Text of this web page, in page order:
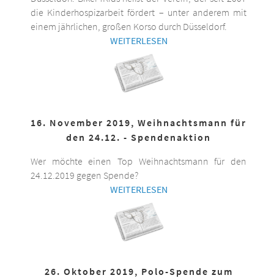
die Kinderhospizarbeit fördert – unter anderem mit
einem jährlichen, großen Korso durch Düsseldorf.
WEITERLESEN
16. November 2019, Weihnachtsmann für
den 24.12. - Spendenaktion
Wer möchte einen Top Weihnachtsmann für den
24.12.2019 gegen Spende?
WEITERLESEN
26. Oktober 2019, Polo-Spende zum